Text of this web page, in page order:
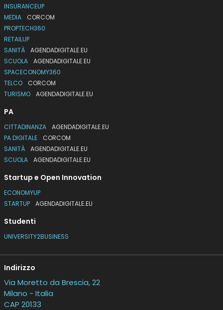
INSURANCEUP
MEDIA
CORCOM
PROPTECH360
RETAILUP
SANITÀ
AGENDADIGITALE.EU
SCUOLA
AGENDADIGITALE.EU
SPACECONOMY360
TELCO
CORCOM
TURISMO
AGENDADIGITALE.EU
PA
CITTADINANZA
AGENDADIGITALE.EU
PA DIGITALE
CORCOM
SANITÀ
AGENDADIGITALE.EU
SCUOLA
AGENDADIGITALE.EU
Startup e Open Innovation
ECONOMYUP
STARTUP
AGENDADIGITALE.EU
Studenti
UNIVERSITY2BUSINESS
Indirizzo
Via Moretto da Brescia, 22
Milano - Italia
CAP 20133